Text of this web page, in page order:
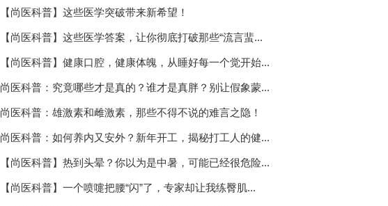
【尚医科普】这些医学突破带来新希望！
【尚医科普】这些医学答案，让你彻底打破那些“流言蜚...
【尚医科普】健康口腔，健康体魄，从睡好每一个觉开始...
尚医科普：究竟哪些才是真的？谁才是真胖？别让假象蒙...
尚医科普：雄激素和雌激素，那些不得不说的难言之隐！
尚医科普：如何养内又安外？新年开工，揭秘打工人的健...
【尚医科普】热到头晕？你以为是中暑，可能已经很危险...
【尚医科普】一个喷嚏把腰“闪”了，专家却让我练臀肌...